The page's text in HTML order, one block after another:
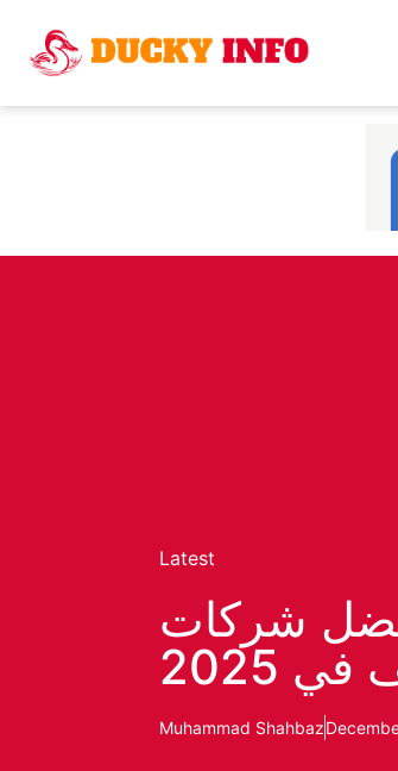
Latest
شركات
2025
Muhammad Shahbaz